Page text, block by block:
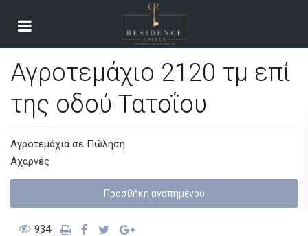
Αγροτεμάχιο 2120 τμ επί
της οδού Τατοΐου
Αγροτεμάχια σε Πώληση
Αχαρνές
Προσθήκη αγαπημένoυ
934